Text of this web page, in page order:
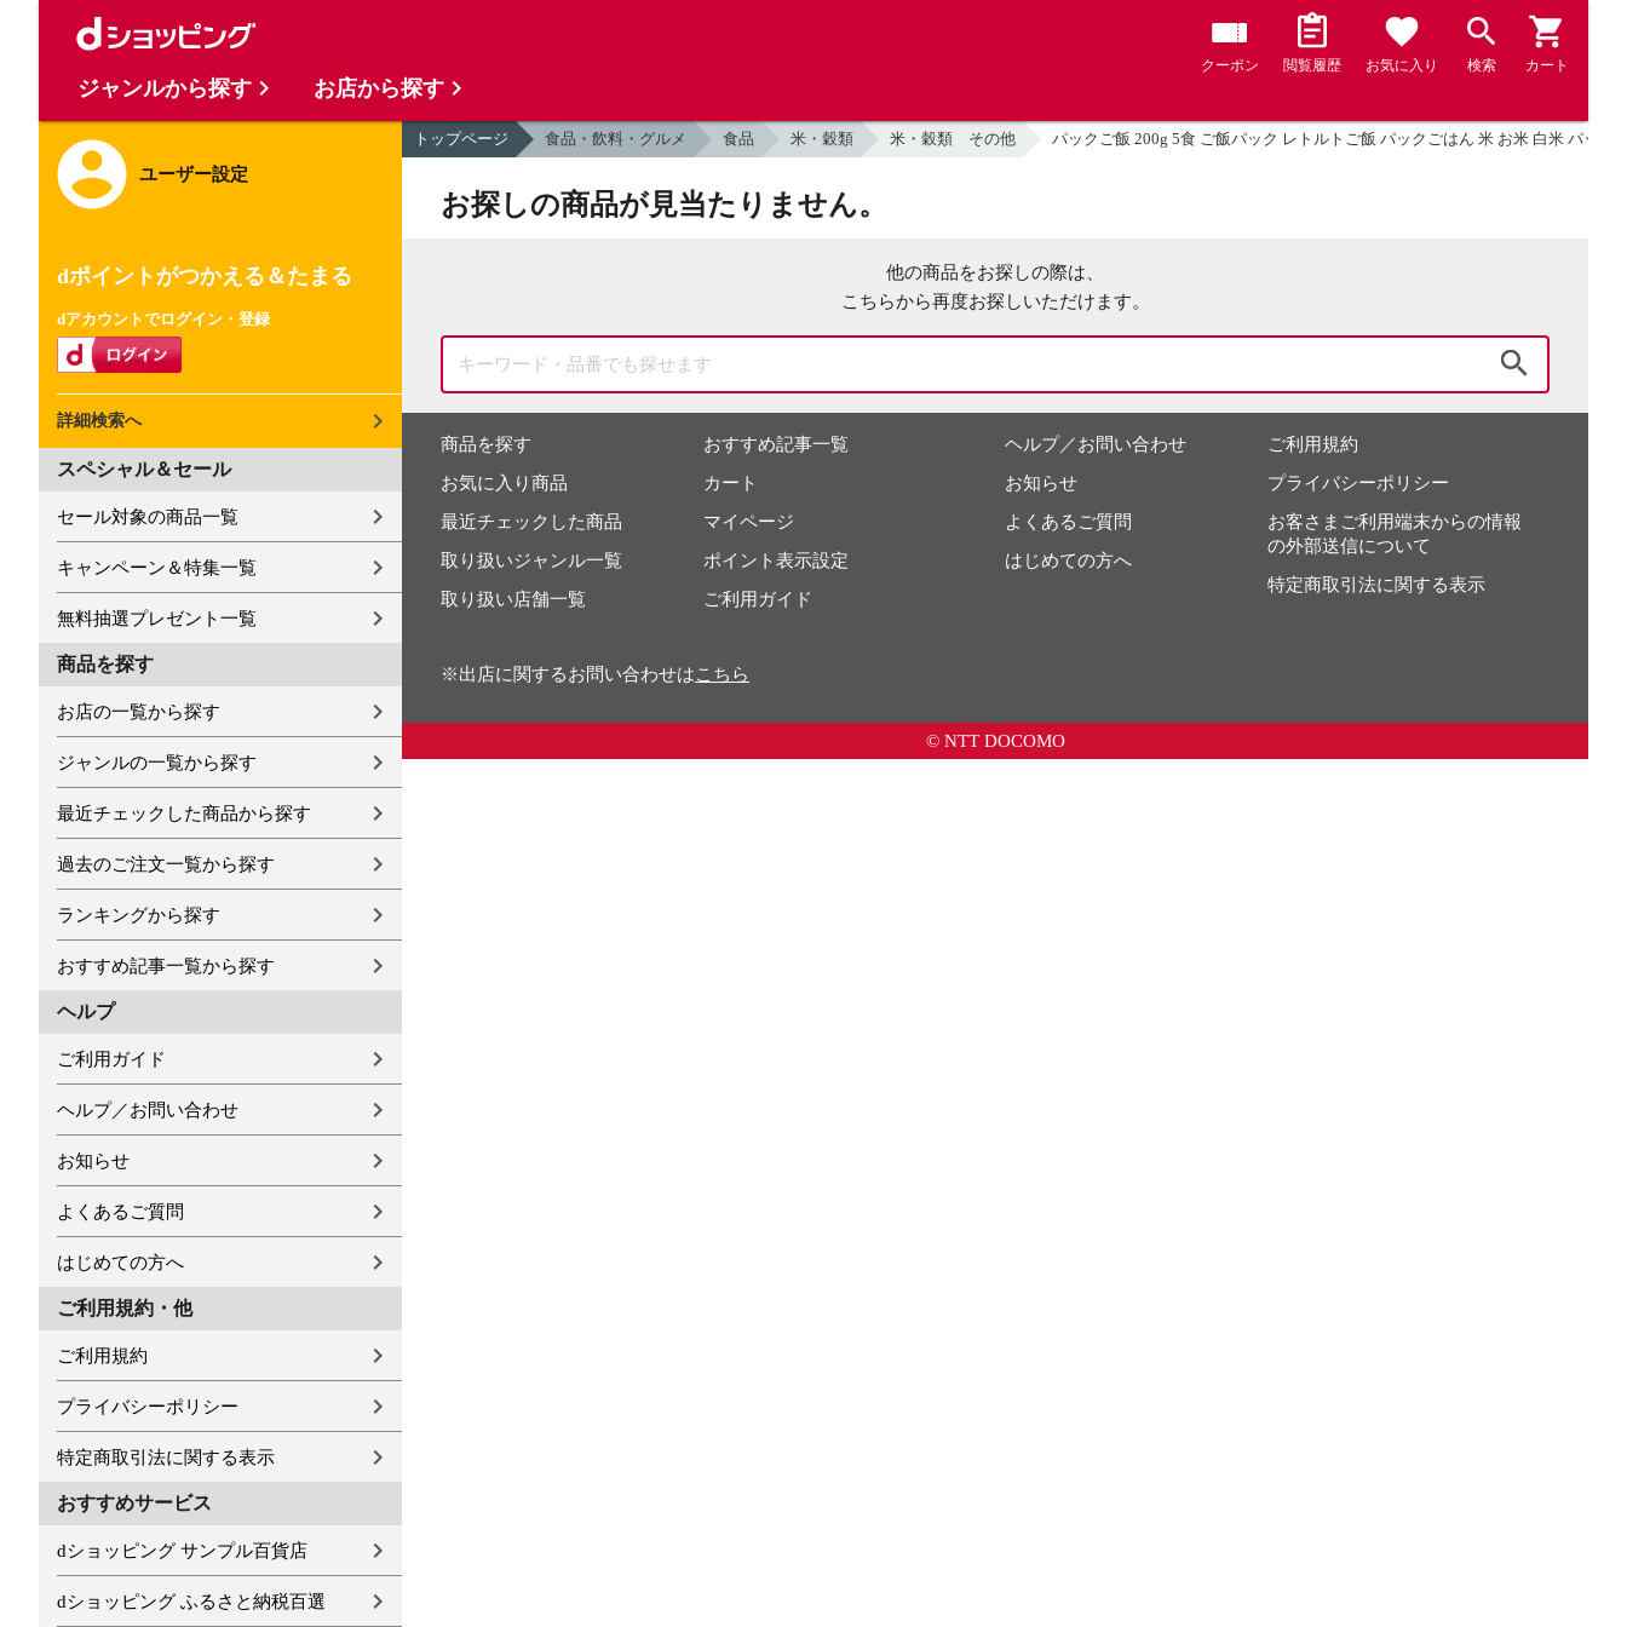
クーポン 閲覧履歴 お気に入り 検索 カート
ユーザー設定
dポイントがつかえる＆たまる
dアカウントでログイン・登録
詳細検索へ
スペシャル＆セール
セール対象の商品一覧
キャンペーン＆特集一覧
無料抽選プレゼント一覧
商品を探す
お店の一覧から探す
ジャンルの一覧から探す
最近チェックした商品から探す
過去のご注文一覧から探す
ランキングから探す
おすすめ記事一覧から探す
ヘルプ
ご利用ガイド
ヘルプ／お問い合わせ
お知らせ
よくあるご質問
はじめての方へ
ご利用規約・他
ご利用規約
プライバシーポリシー
特定商取引法に関する表示
おすすめサービス
dショッピング サンプル百貨店
dショッピング ふるさと納税百選
トップページ 食品・飲料・グルメ 食品 米・穀類 米・穀類 その他 パックご飯 200g 5食 ご飯パック レトルトご飯 パックごはん 米 お米 白米 パッ
お探しの商品が見当たりません。
他の商品をお探しの際は、
こちらから再度お探しいただけます。
商品を探す
お気に入り商品
最近チェックした商品
取り扱いジャンル一覧
取り扱い店舗一覧
おすすめ記事一覧
カート
マイページ
ポイント表示設定
ご利用ガイド
ヘルプ／お問い合わせ
お知らせ
よくあるご質問
はじめての方へ
ご利用規約
プライバシーポリシー
お客さまご利用端末からの情報
の外部送信について
特定商取引法に関する表示
※出店に関するお問い合わせはこちら
© NTT DOCOMO
ジャンルから探す お店から探す